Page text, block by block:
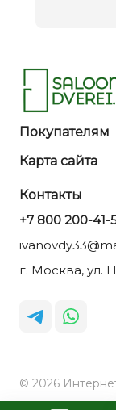
Покупателям
Карта сайта
Контакты
+7 800 200-41-
г. Москва, ул.
© 2026